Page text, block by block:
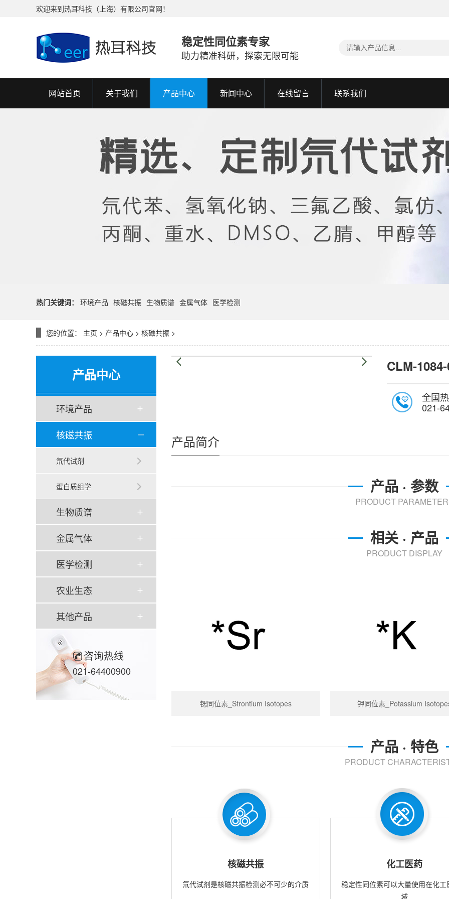
欢迎来到热耳科技（上海）有限公司官网！
稳定性同位素专家
助力精准科研，探索无限可能
网站首页 关于我们 产品中心 新闻中心 在线留言 联系我们
热门关键词： 环境产品 核磁共振 生物质谱 金属气体 医学检测
您的位置： 主页 > 产品中心 > 核磁共振 >
产品中心
环境产品
核磁共振
氘代试剂
蛋白质组学
生物质谱
金属气体
医学检测
农业生态
其他产品
咨询热线
021-64400900
CLM-
全国
021-
产品简介
产品 · 参数
PRODUCT
相关 · 产品
PRODUCT DISPLAY
锶同位素_Strontium Isotopes 钾同位素_Potassium
产品 · 特色
PRODUCT
核磁共振
氘代试剂是核磁共振检测必不可少的介质
化工医药
稳定性同位素可以大量使用在化工
域